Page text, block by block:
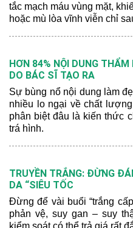
tắc mạch máu vùng mặt,
hoặc mù lòa vĩnh viễn chỉ
HƠN 84% NỘI DUNG
DO BÁC SĨ TẠO RA
Sự bùng nổ nội dung làm
nhiều lo ngại về chất
phân biệt đâu là kiến thức
trá hình.
TRUYỀN TRẮNG: ĐỪNG
DA “SIÊU TỐC
Đừng để vài buổi “trắng
phản vệ, suy gan – suy
kiểm soát có thể trả giá rất